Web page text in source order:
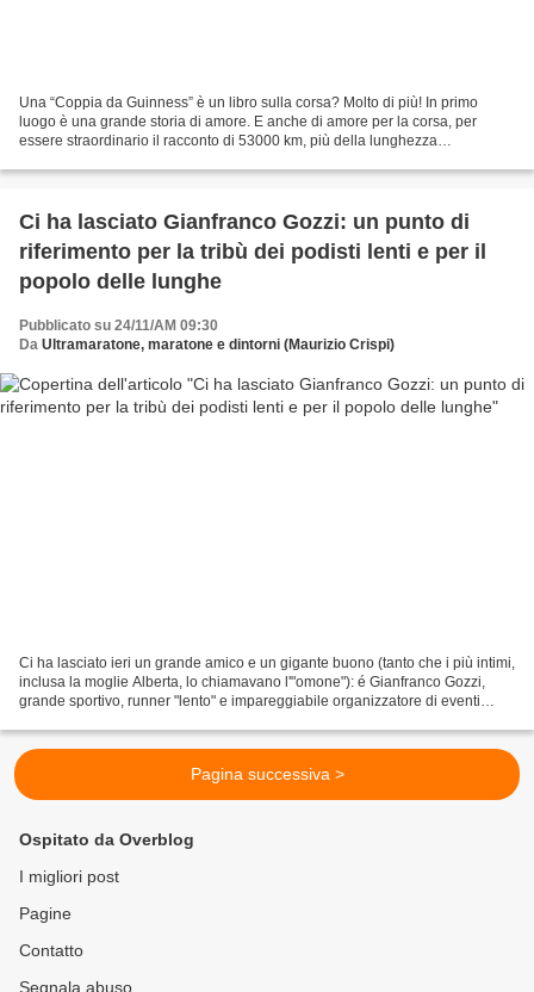
Una “Coppia da Guinness” è un libro sulla corsa? Molto di più! In primo
luogo è una grande storia di amore. E anche di amore per la corsa, per
essere straordinario il racconto di 53000 km, più della lunghezza
Ci ha lasciato Gianfranco Gozzi: un punto di
riferimento per la tribù dei podisti lenti e per il
popolo delle lunghe
Pubblicato su 24/11/AM 09:30
Da Ultramaratone, maratone e dintorni (Maurizio Crispi)
Ci ha lasciato ieri un grande amico e un gigante buono (tanto che i più intimi,
inclusa la moglie Alberta, lo chiamavano l'"omone"): é Gianfranco Gozzi,
grande sportivo, runner "lento" e impareggiabile organizzatore di eventi
Pagina successiva >
Ospitato da Overblog
I migliori post
Pagine
Contatto
Segnala abuso